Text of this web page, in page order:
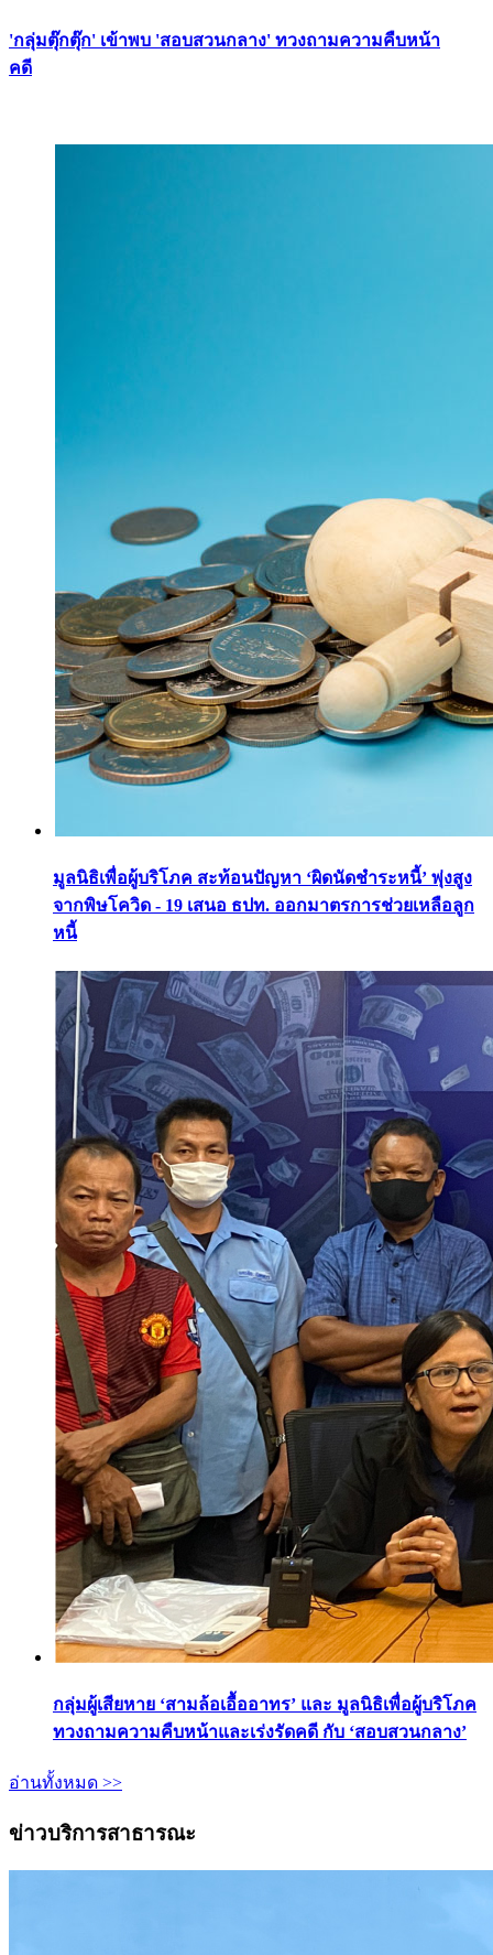
'กลุ่มตุ๊กตุ๊ก' เข้าพบ 'สอบสวนกลาง' ทวงถามความคืบหน้า
คดี
มูลนิธิเพื่อผู้บริโภค สะท้อนปัญหา ‘ผิดนัดชำระหนี้’ พุ่งสูง
จากพิษโควิด - 19 เสนอ ธปท. ออกมาตรการช่วยเหลือลูก
หนี้
กลุ่มผู้เสียหาย ‘สามล้อเอื้ออาทร’ และ มูลนิธิเพื่อผู้บริโภค
ทวงถามความคืบหน้าและเร่งรัดคดี กับ ‘สอบสวนกลาง’
อ่านทั้งหมด >>
ข่าวบริการสาธารณะ